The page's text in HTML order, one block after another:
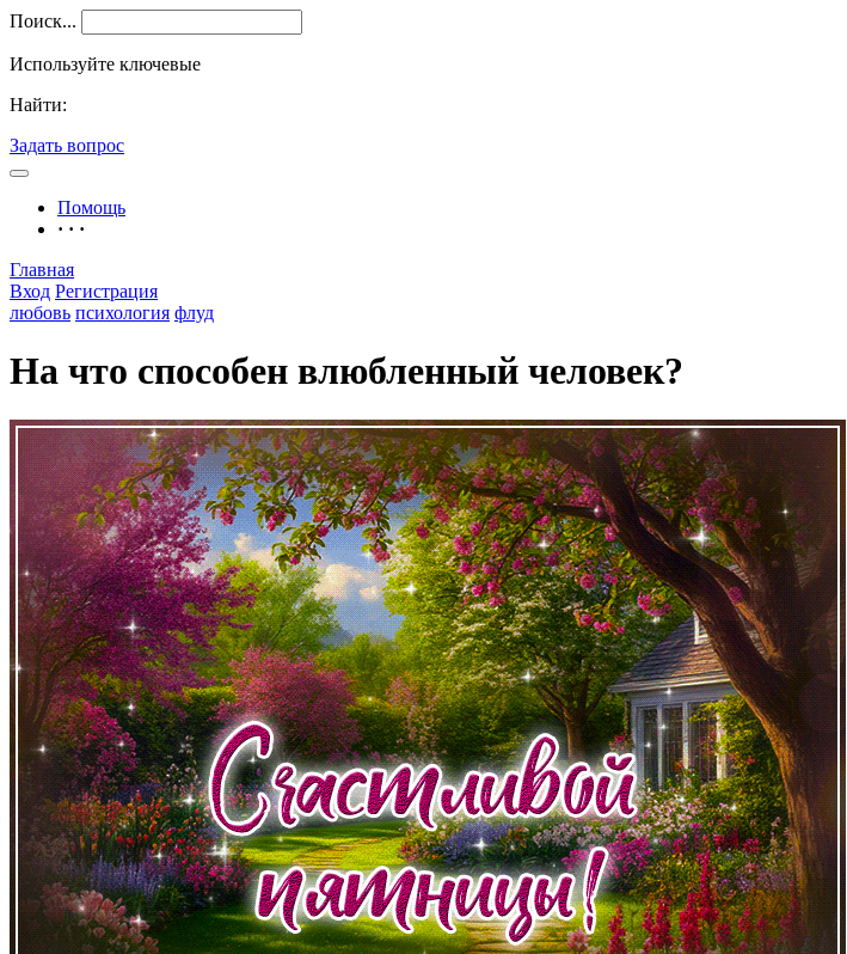
Поиск...
Используйте ключевые
Найти:
Задать вопрос
Помощь
· · ·
Главная
Вход Регистрация
любовь психология флуд
На что способен влюбленный человек?